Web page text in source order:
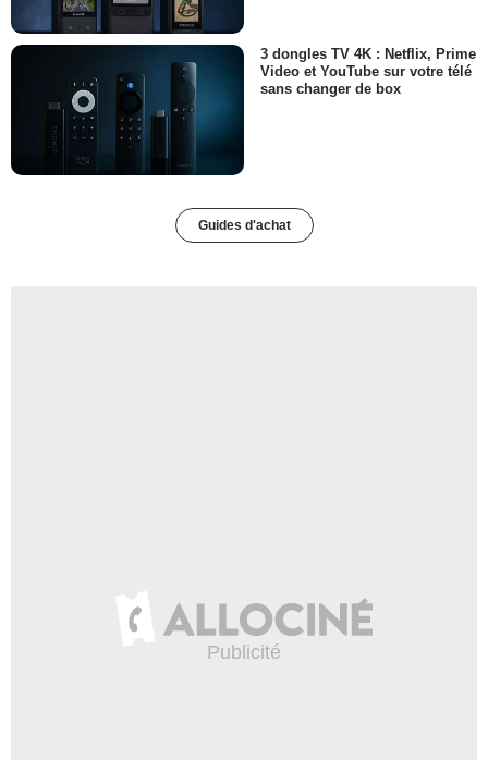
3 dongles TV 4K : Netflix, Prime
Video et YouTube sur votre télé
sans changer de box
Guides d'achat